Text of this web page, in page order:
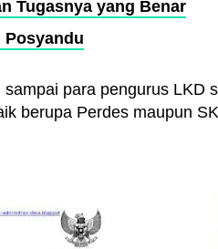
Tugasnya yang Benar
para pengurus LKD
berupa Perdes maupun